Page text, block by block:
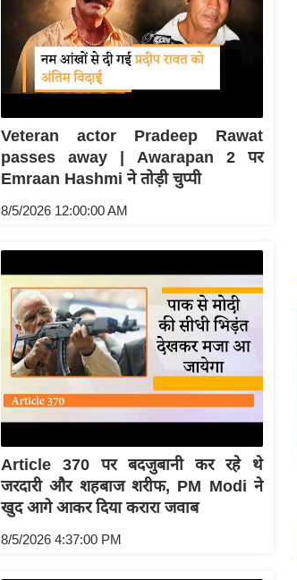
Veteran actor Pradeep Rawat
passes away | Awarapan 2 पर
Emraan Hashmi ने तोड़ी चुप्पी
8/5/2026 12:00:00 AM
Article 370 पर बदजुबानी कर रहे थे
जरदारी और शहबाज शरीफ, PM Modi ने
खुद आगे आकर दिया करारा जवाब
8/5/2026 4:37:00 PM